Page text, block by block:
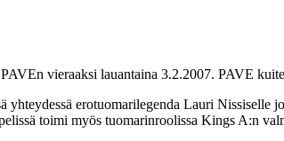
vieraaksi lauantaina 3.2.2007. PAVE
yhteydessä erotuomarilegenda Lauri
toimi myös tuomarinroolissa Kings A:n